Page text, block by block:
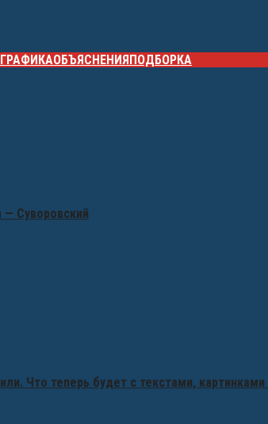
ОБЪЯСНЕНИЯПОДБОРКА
Суворовский
Что теперь будет с текстами,